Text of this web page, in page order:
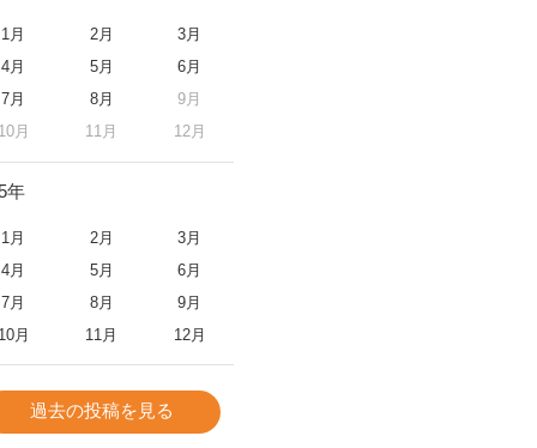
1月 2月
3月
4月
5月
6月
7月
8月
9月
10月
11月 12月
年
1月 2月
3月
4月
5月
6月
7月
8月
9月
10月
11月 12月
過去の投稿を見る